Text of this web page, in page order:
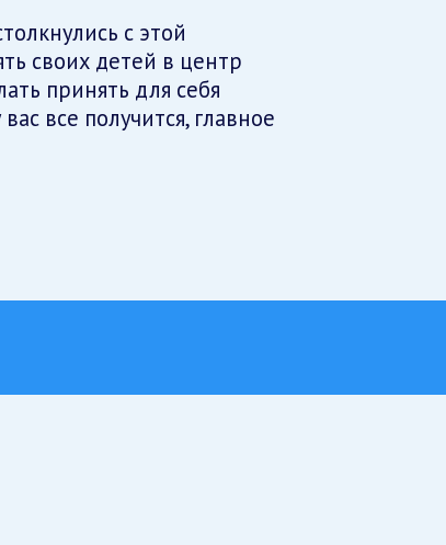
с этой
своих детей в центр
принять для себя
все получится, главное